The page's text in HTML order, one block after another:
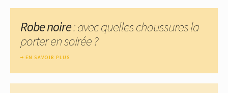
Robe noire: avec quelles chaussures la
porter en soirée ?
EN SAVOIR PLUS